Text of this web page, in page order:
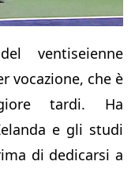
ventiseienne
vocazione, che è
tardi. Ha
e gli studi
di dedicarsi a